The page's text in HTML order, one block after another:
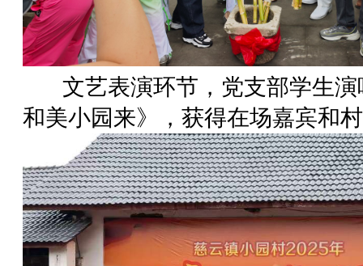
文艺表演环节，党支部学生演
和美小园来》，获得在场嘉宾和